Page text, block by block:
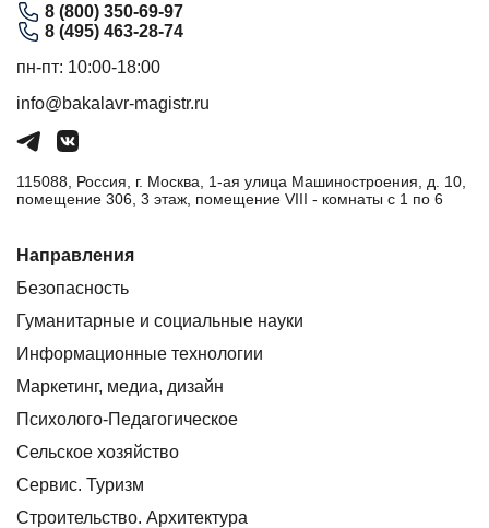
8 (800) 350-69-97
8 (495) 463-28-74
пн-пт: 10:00-18:00
info@bakalavr-magistr.ru
115088, Россия, г. Москва, 1-ая улица Машиностроения, д. 10,
помещение 306, 3 этаж, помещение VIII - комнаты с 1 по 6
Направления
Безопасность
Гуманитарные и социальные науки
Информационные технологии
Маркетинг, медиа, дизайн
Психолого-Педагогическое
Сельское хозяйство
Сервис. Туризм
Строительство. Архитектура